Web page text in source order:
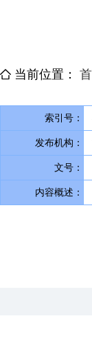
当前位置：
索引号：
发布机构：
文号：
内容概述：